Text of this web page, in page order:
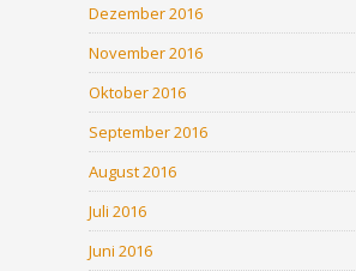
Dezember 2016
November 2016
Oktober 2016
September 2016
August 2016
Juli 2016
Juni 2016